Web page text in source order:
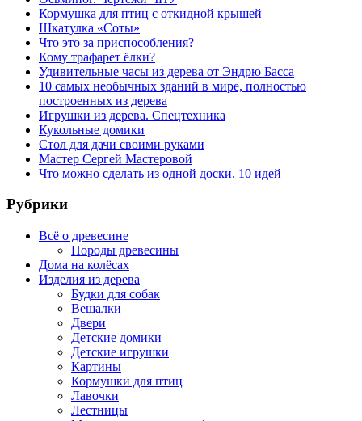
Кормушка для птиц с откидной крышей
Шкатулка «Соты»
Что это за приспособления?
Кому трафарет ёлки?
Удивительные часы из дерева от Эндрю Басса
10 самых необычных зданий в мире, полностью
построенных из дерева
Игрушки из дерева. Спецтехника
Кукольные домики
Стол для дачи своими руками
Мастер Сергей Мастеровой
Что можно сделать из одной доски. 10 идей
Рубрики
Всё о древесине
Породы древесины
Дома на колёсах
Изделия из дерева
Будки для собак
Вешалки
Двери
Детские домики
Детские игрушки
Картины
Кормушки для птиц
Лавочки
Лестницы